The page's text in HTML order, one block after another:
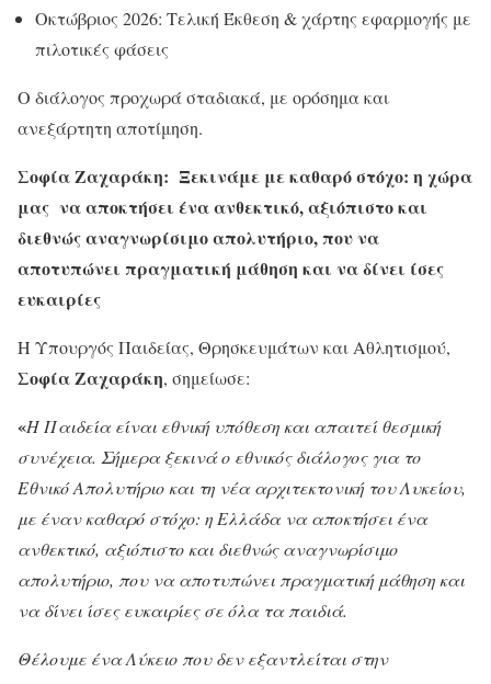
Οκτώβριος 2026: Τελική Έκθεση & χάρτης εφαρμογής με
πιλοτικές φάσεις
Ο διάλογος προχωρά σταδιακά, με ορόσημα και
ανεξάρτητη αποτίμηση.
Σοφία Ζαχαράκη: Ξεκινάμε με καθαρό στόχο: η χώρα
μας να αποκτήσει ένα ανθεκτικό, αξιόπιστο και
διεθνώς αναγνωρίσιμο απολυτήριο, που να
αποτυπώνει πραγματική μάθηση και να δίνει ίσες
ευκαιρίες
Η Υπουργός Παιδείας, Θρησκευμάτων και Αθλητισμού,
Σοφία Ζαχαράκη, σημείωσε:
«Η Παιδεία είναι εθνική υπόθεση και απαιτεί θεσμική
συνέχεια. Σήμερα ξεκινά ο εθνικός διάλογος για το
Εθνικό Απολυτήριο και τη νέα αρχιτεκτονική του Λυκείου,
με έναν καθαρό στόχο: η Ελλάδα να αποκτήσει ένα
ανθεκτικό, αξιόπιστο και διεθνώς αναγνωρίσιμο
απολυτήριο, που να αποτυπώνει πραγματική μάθηση και
να δίνει ίσες ευκαιρίες σε όλα τα παιδιά.
Θέλουμε ένα Λύκειο που δεν εξαντλείται στην